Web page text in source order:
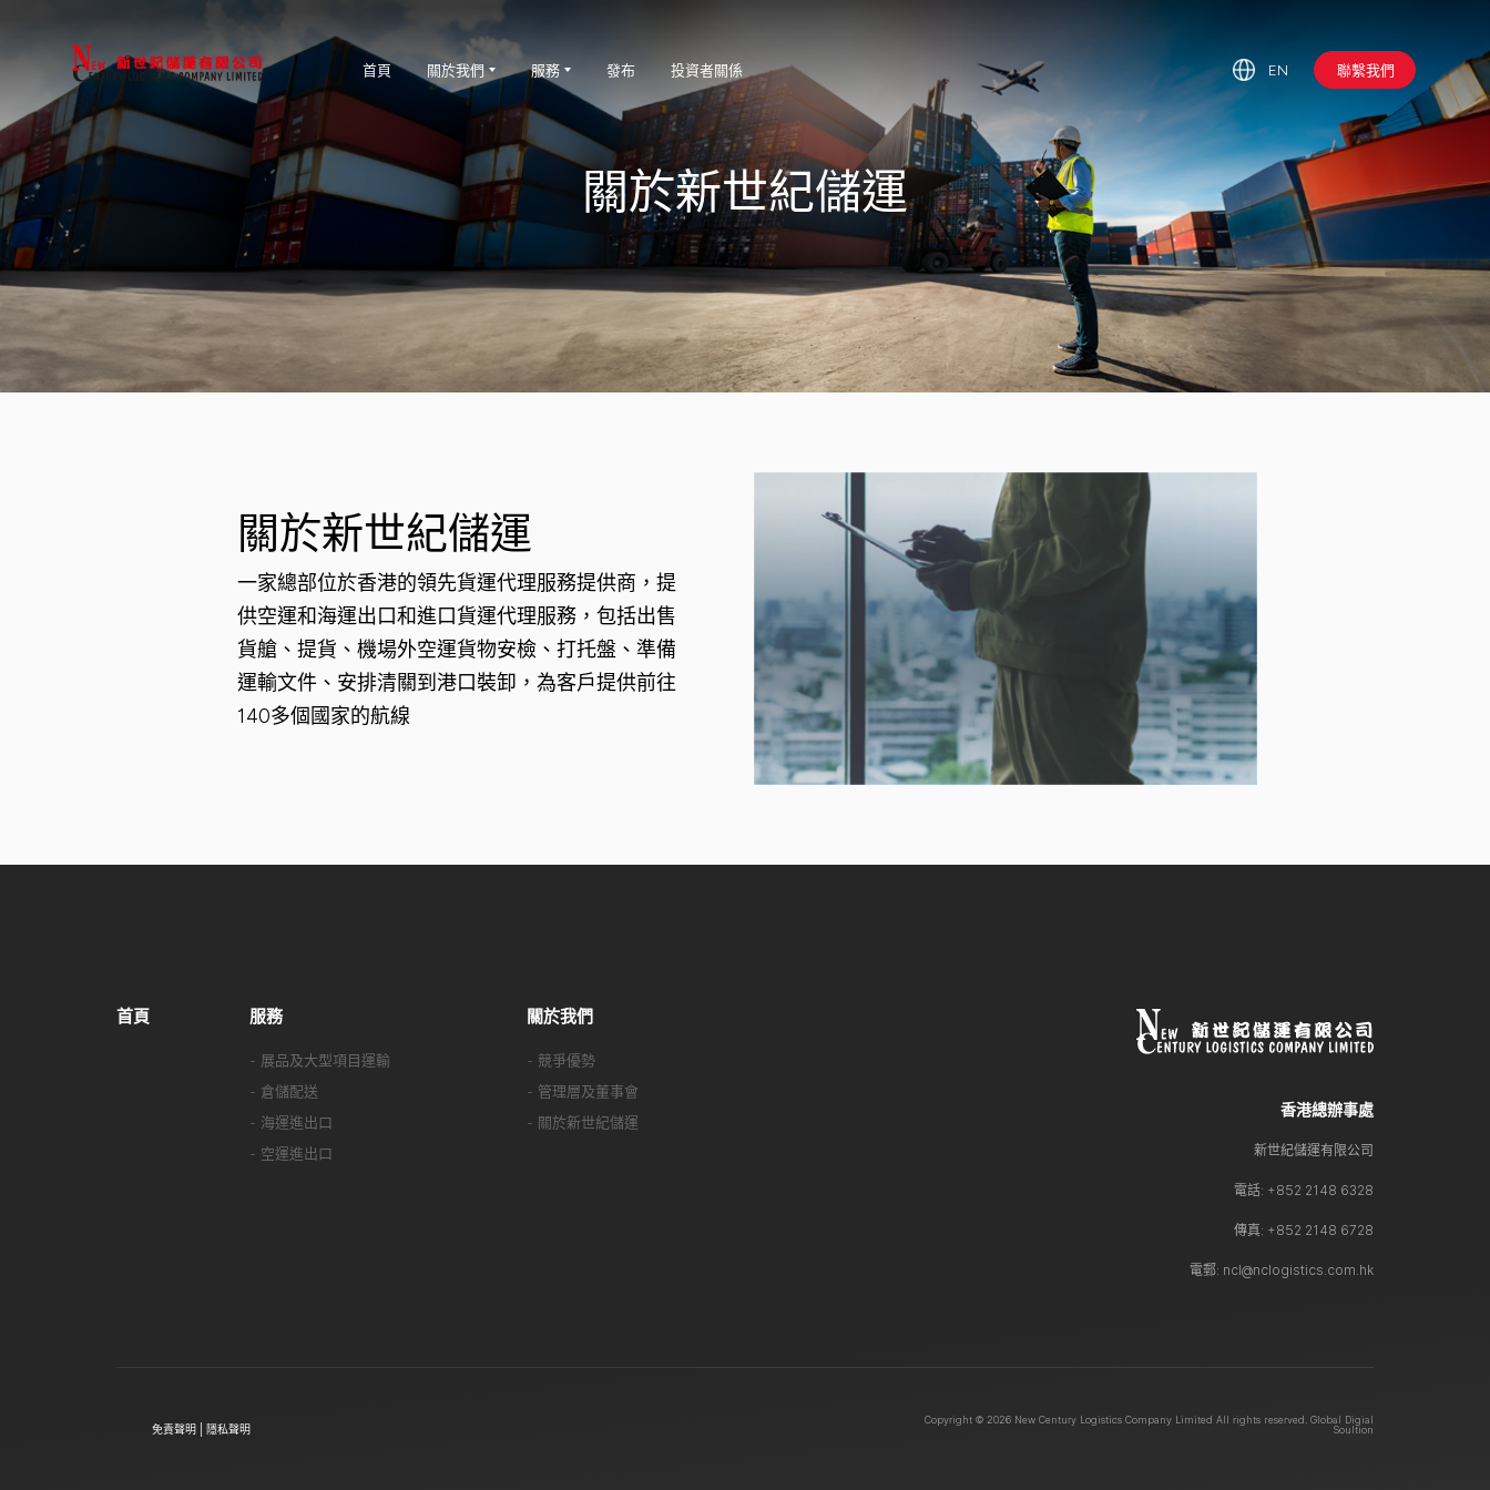
首頁 關於我們 服務 發布 投資者關係 EN 聯繫我們
關於我們
關於新世紀儲運
服務 展品及大型項目運輸
海運進出口
關於新世紀儲運
關於新世紀儲運
一家總部位於香港的領先貨運代理服務提供商，提
供空運和海運出口和進口貨運代理服務，包括出售
貨艙、提貨、機場外空運貨物安檢、打托盤、準備
運輸文件、安排清關到港口裝卸，為客戶提供前往
140多個國家的航線
香港總辦事處
新世紀儲運有限公司
電話: +852 2148 6328
傳真: +852 2148 6728
電郵: ncl@nclogistics.com.hk
首頁 服務
- 展品及大型項目運輸
- 倉儲配送
- 海運進出口
- 空運進出口
關於我們
- 競爭優勢
- 管理層及董事會
- 關於新世紀儲運
免責聲明 | 隱私聲明
Copyright © 2026 New Century Logistics Company Limited All rights reserved.Global Digial
Soultion